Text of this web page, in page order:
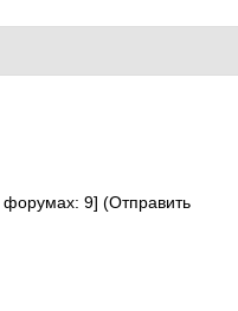
9] (Отправить